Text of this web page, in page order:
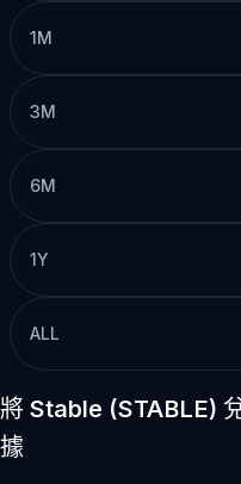
1M
3M
6M
1Y
ALL
將 Stable (STABLE)
據